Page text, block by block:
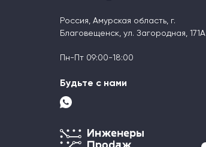
Россия, Амурская область, г.
Благовещенск, ул. Загородная, 171А
Пн-Пт 09:00-18:00
Будьте с нами